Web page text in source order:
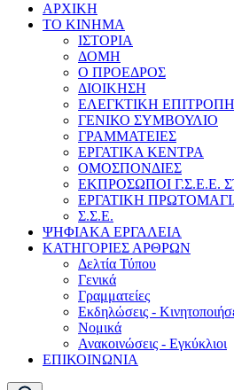
ΑΡΧΙΚΗ
ΤΟ ΚΙΝΗΜΑ
ΙΣΤΟΡΙΑ
ΔΟΜΗ
Ο ΠΡΟΕΔΡΟΣ
ΔΙΟΙΚΗΣΗ
ΕΛΕΓΚΤΙΚΗ ΕΠΙΤΡΟΠΗ
ΓΕΝΙΚΟ ΣΥΜΒΟΥΛΙΟ
ΓΡΑΜΜΑΤΕΙΕΣ
ΕΡΓΑΤΙΚΑ ΚΕΝΤΡΑ
ΟΜΟΣΠΟΝΔΙΕΣ
ΕΚΠΡΟΣΩΠΟΙ Γ.Σ.Ε.Ε.
ΕΡΓΑΤΙΚΗ
Σ.Σ.Ε.
ΨΗΦΙΑΚΑ ΕΡΓΑΛΕΙΑ
ΚΑΤΗΓΟΡΙΕΣ ΑΡΘΡΩΝ
Δελτία Τύπου
Γενικά
Γραμματείες
Εκδηλώσεις -
Νομικά
Ανακοινώσεις - Εγκύκλιοι
ΕΠΙΚΟΙΝΩΝΙΑ